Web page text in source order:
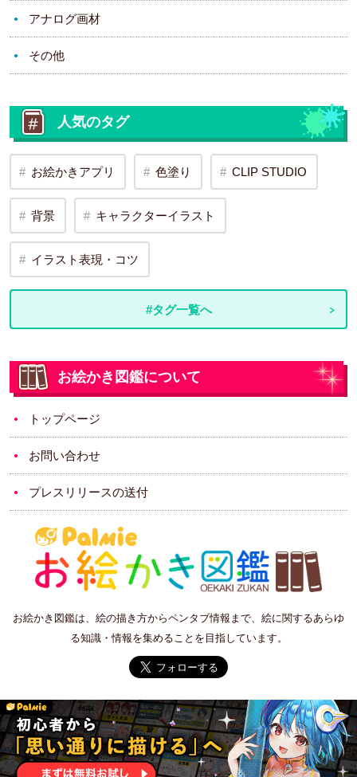
アナログ画材
その他
人気のタグ
お絵かきアプリ 色塗り CLIP STUDIO
背景 キャラクターイラスト
イラスト表現・コツ
#タグ一覧へ
お絵かき図鑑について
トップページ
お問い合わせ
プレスリリースの送付
お絵かき図鑑は、絵の描き方からペンタブ情報まで、絵に関するあらゆ
る知識・情報を集めることを目指しています。